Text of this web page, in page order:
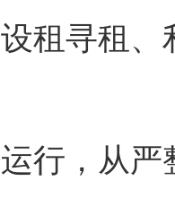
租寻租
，从严